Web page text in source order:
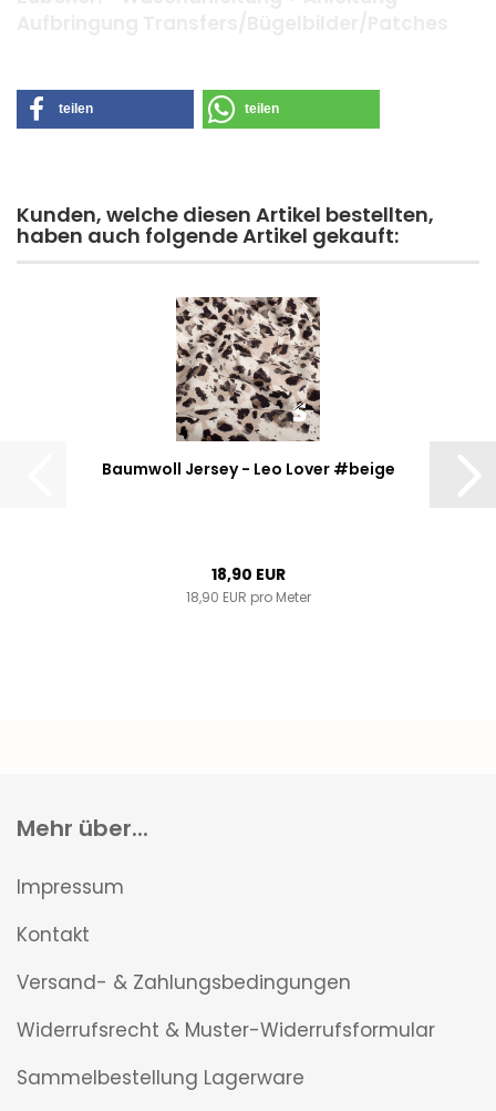
teilen teilen
Kunden, welche diesen Artikel bestellten,
haben auch folgende Artikel gekauft:
Baumwoll Jersey - Leo Lover #beige
18,90 EUR
18,90 EUR pro Meter
Mehr über...
Impressum
Kontakt
Versand- & Zahlungsbedingungen
Widerrufsrecht & Muster-Widerrufsformular
Sammelbestellung Lagerware